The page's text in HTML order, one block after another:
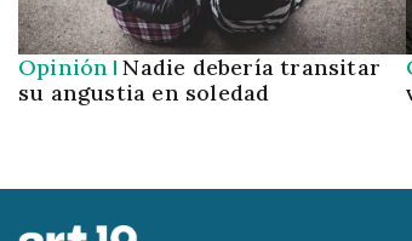
Opinión Nadie debería transitar
su angustia en soledad